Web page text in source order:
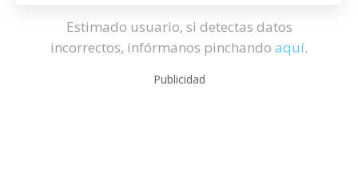
Estimado usuario, si detectas datos
incorrectos, infórmanos pinchando aquí.
Publicidad